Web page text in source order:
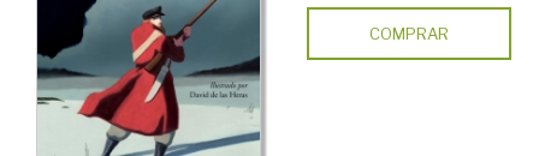
COMPRAR